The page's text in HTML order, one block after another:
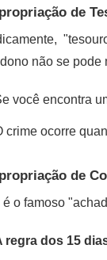
de
não se pode
você encontra
crime ocorre
de
é o famoso
regra dos 15